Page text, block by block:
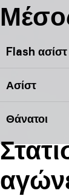
Flash ασίστ
Ασίστ
Θάνατοι